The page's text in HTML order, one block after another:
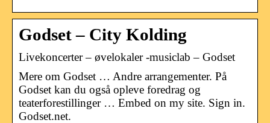
Godset – City Kolding
Livekoncerter – øvelokaler -musiclab – Godset
Mere om Godset … Andre arrangementer. På
Godset kan du også opleve foredrag og
teaterforestillinger … Embed on my site. Sign in.
Godset.net.